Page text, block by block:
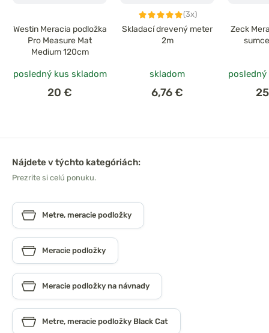
Westin Meracia podložka
Pro Measure Mat
Medium 120cm
posledný kus skladom
20 €
(3x)
Skladací drevený meter
2m
skladom
6,76 €
Zeck
Nájdete v týchto kategóriách:
Prezrite si celú ponuku.
Metre, meracie podložky
Meracie podložky
Meracie podložky na návnady
Metre, meracie podložky Black Cat